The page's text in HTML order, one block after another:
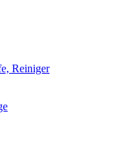
Reiniger